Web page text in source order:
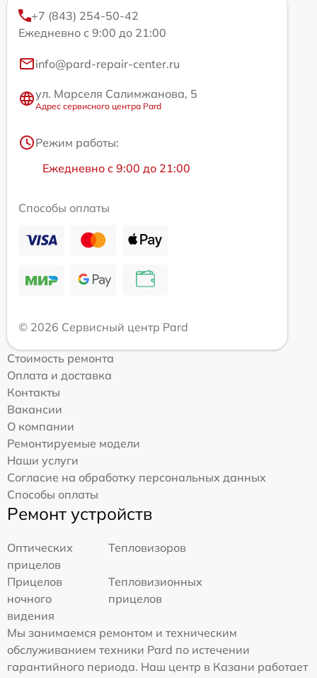
+7 (843) 254-50-42
Ежедневно с 9:00 до 21:00
info@pard-repair-center.ru
ул. Марселя Салимжанова, 5
Адрес сервисного центра Pard
Режим работы:
Ежедневно с 9:00 до 21:00
Способы оплаты
© 2026 Сервисный центр Pard
Стоимость ремонта
Оплата и доставка
Контакты
Вакансии
О компании
Ремонтируемые модели
Наши услуги
Согласие на обработку персональных данных
Способы оплаты
Ремонт устройств
Оптических
прицелов
Тепловизоров
Прицелов
ночного
видения
Тепловизионных
прицелов
Мы занимаемся ремонтом и техническим
обслуживанием техники Pard по истечении
гарантийного периода. Наш центр в Казани работает